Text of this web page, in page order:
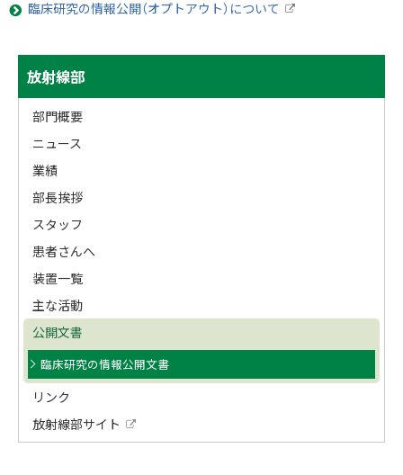
臨床研究の情報公開（オプトアウト）について
サ
サ
イ
ド
メ
ニ
ュ
ー
放射線部
部門概要
ニュース
業績
部長挨拶
スタッフ
患者さんへ
装置一覧
主な活動
公開文書
臨床研究の情報公開文書
リンク
放射線部サイト
外